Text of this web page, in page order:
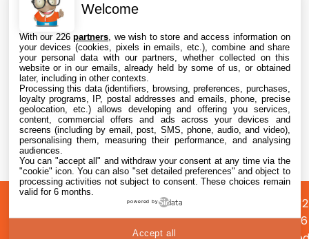
Le récap Apple de la semaine : iPhone Ultra,
Apple Watch, IA et hausses de prix au menu
9 Aug. 2026 • 20:03
propos
Préférences
cookies
Confidentialité
©
2026
Welcome
With our 226partners , we wish to store and access information on
your devices (cookies, pixels in emails, etc.), combine and share
your personal data with our partners, whether collected on this
website or in our emails, already held by some of us, or obtained
later, including in other contexts.
Processing this data (identifiers, browsing, preferences, purchases,
loyalty programs, IP, postal addresses and emails, phone, precise
geolocation, etc.) allows developing and offering you services,
content, commercial offers and ads across your devices and
screens (including by email, post, SMS, phone, audio, and video),
personalising them, measuring their performance, and analysing
audiences.
You can "accept all" and withdraw your consent at any time via the
"cookie" icon. You can also "set detailed preferences" and object to
processing activities not subject to consent. These choices remain
valid for 6 months.
powered by
Accept all